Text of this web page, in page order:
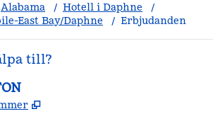
Alabama / Hotell i Daphne
/
East Bay/Daphne
/ Erbjudanden
till?
,